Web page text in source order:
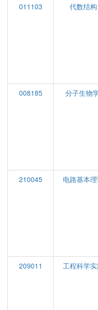
011103
代数结构
008185
分子生物
210045
电路基本
209011
工程科学